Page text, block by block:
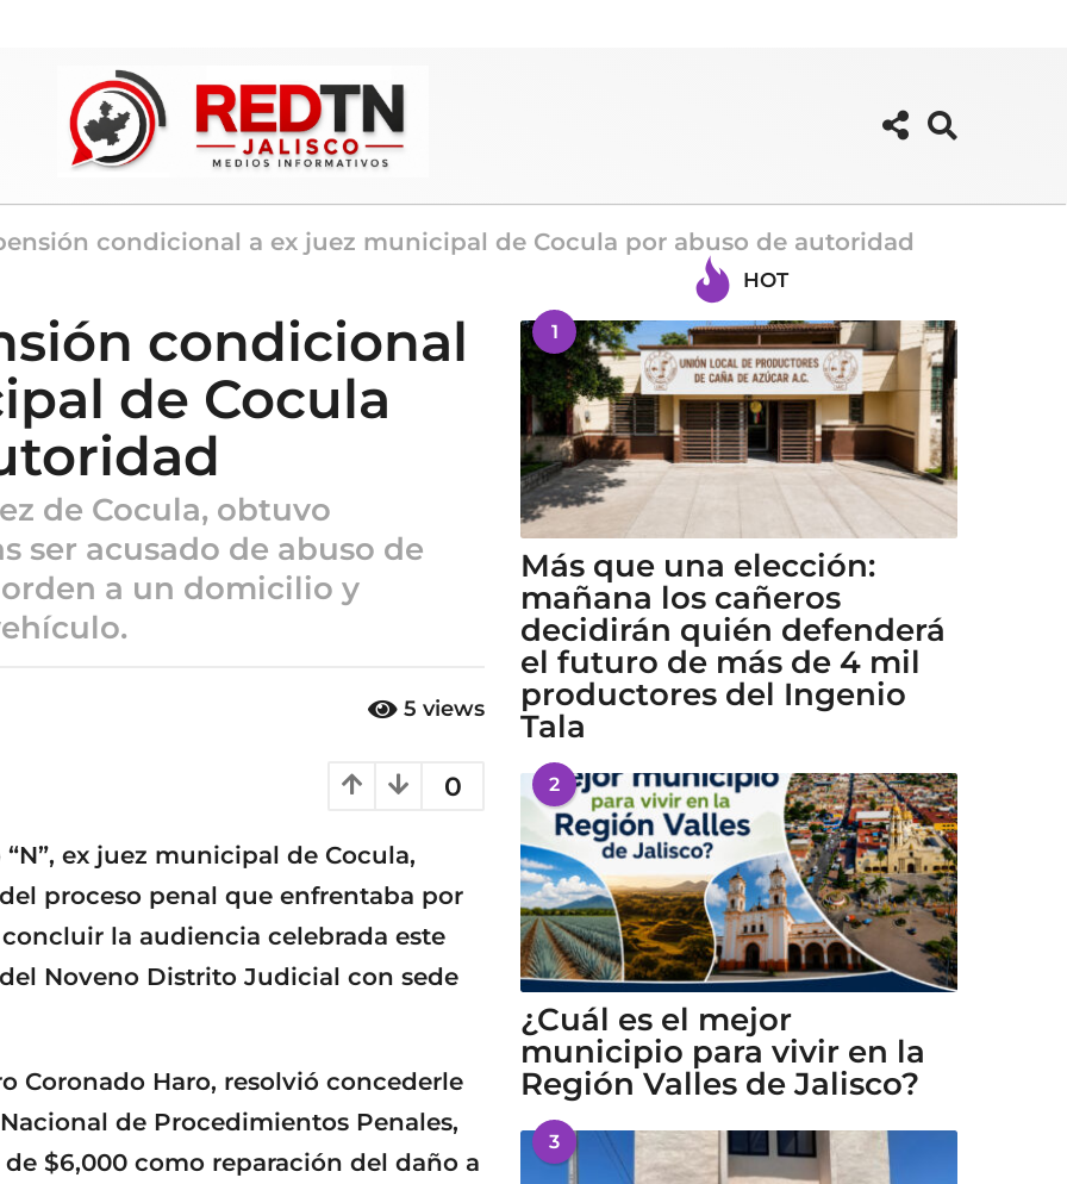
condicional a ex juez municipal de Cocula por abuso de autoridad
condicional
de Cocula
de Cocula, obtuvo
ser acusado de abuso de
a un domicilio y
5 views
0
ex juez municipal de Cocula,
proceso penal que enfrentaba por
la audiencia celebrada este
Noveno Distrito Judicial con sede
Coronado Haro, resolvió concederle
de Procedimientos Penales,
$6,000 como reparación del daño a
HOT
1
Más que una elección:
mañana los cañeros
decidirán quién defenderá
el futuro de más de 4 mil
productores del Ingenio
Tala
2
¿Cuál es el mejor
municipio para vivir en la
Región Valles de Jalisco?
3